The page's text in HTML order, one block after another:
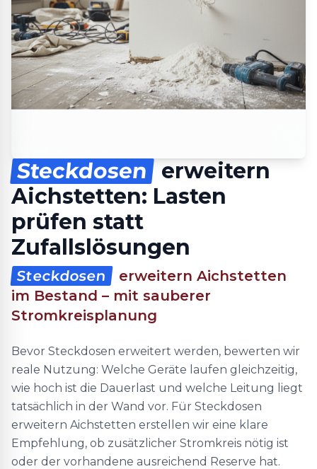
Steckdosen
erweitern
Aichstetten: Lasten
prüfen statt
Zufallslösungen
Steckdosen
erweitern Aichstetten
im Bestand – mit sauberer
Stromkreisplanung
Bevor Steckdosen erweitert werden, bewerten wir
reale Nutzung: Welche Geräte laufen gleichzeitig,
wie hoch ist die Dauerlast und welche Leitung liegt
tatsächlich in der Wand vor. Für Steckdosen
erweitern Aichstetten erstellen wir eine klare
Empfehlung, ob zusätzlicher Stromkreis nötig ist
oder der vorhandene ausreichend Reserve hat.